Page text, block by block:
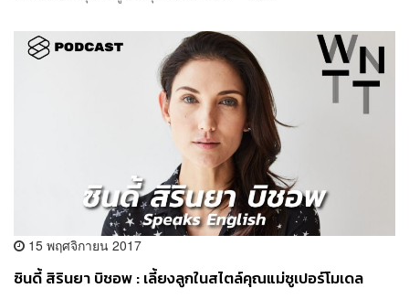
15 พฤศจิกายน 2017
ซินดี้ สิรินยา บิชอพ : เลี้ยงลูกในสไตล์คุณแม่ซูเปอร์โมเดล